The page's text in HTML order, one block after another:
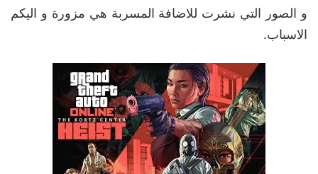
و الصور التي نشرت للاضافة المسربة هي مزورة و اليكم
الاسباب.